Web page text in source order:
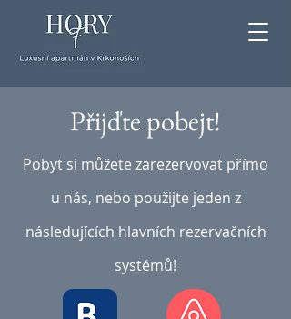
Přijďte pobejt!
Pobyt si můžete zarezervovat přímo
u nás, nebo použijte jeden z
následujících hlavních rezervačních
systémů!